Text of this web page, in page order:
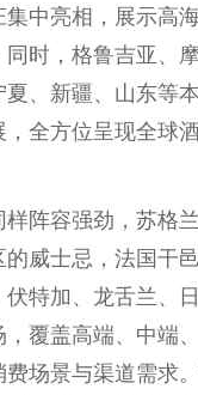
中亮相，展示高
时，格鲁吉亚、
、新疆、山东等
全方位呈现全球
阵容强劲，苏格
威士忌，法国干
特加、龙舌兰、
覆盖高端、中端
场景与渠道需求